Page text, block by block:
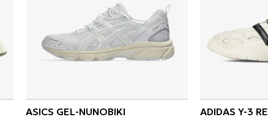
ASICS GEL-NUNOBIKI ADIDAS Y-3